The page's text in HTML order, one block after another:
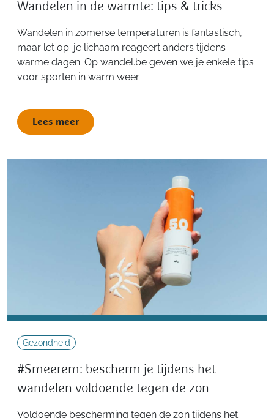
Wandelen in de warmte: tips & tricks
Wandelen in zomerse temperaturen is fantastisch,
maar let op: je lichaam reageert anders tijdens
warme dagen. Op wandel.be geven we je enkele tips
voor sporten in warm weer.
Lees meer
Gezondheid
#Smeerem: bescherm je tijdens het
wandelen voldoende tegen de zon
Voldoende bescherming tegen de zon tijdens het